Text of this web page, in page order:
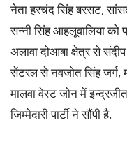
नेता हरचंद सिंह बरसट,
सन्नी सिंह आहलूवालिया को
अलावा दोआबा क्षेत्र से
सेंटरल से नवजोत सिंह जर्ग,
मालवा वेस्ट जोन में
जिम्मेदारी पार्टी ने सौंपी है.